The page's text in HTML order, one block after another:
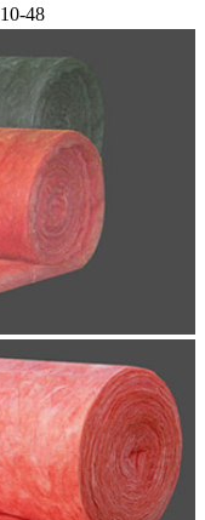
10-48